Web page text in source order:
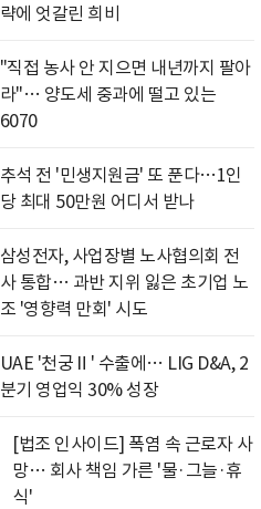
략에 엇갈린 희비
"직접 농사 안 지으면 내년까지 팔아
라"… 양도세 중과에 떨고 있는
6070
추석 전 '민생지원금' 또 푼다…1인
당 최대 50만원 어디서 받나
삼성전자, 사업장별 노사협의회 전
사 통합… 과반 지위 잃은 초기업 노
조 '영향력 만회' 시도
UAE '천궁Ⅱ' 수출에… LIG D&A, 2
분기 영업익 30% 성장
[법조 인사이드] 폭염 속 근로자 사
망… 회사 책임 가른 '물·그늘·휴
식'